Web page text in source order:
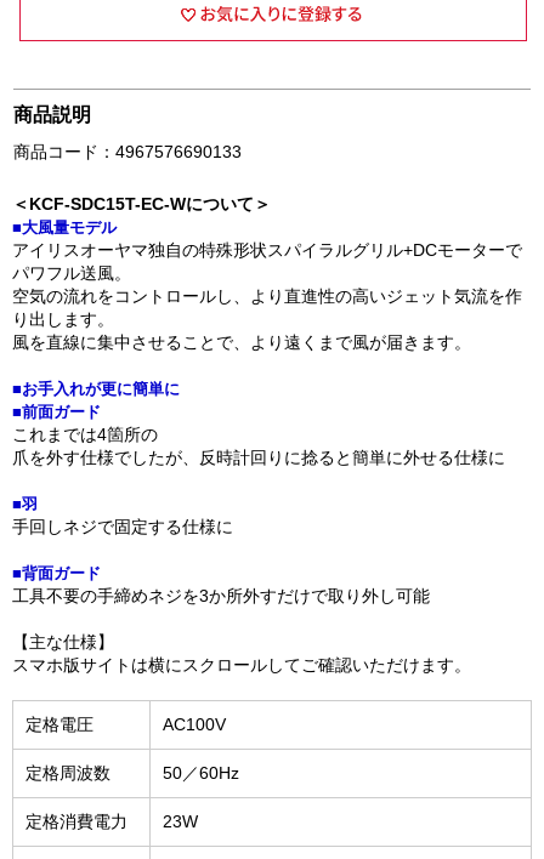
商品説明
商品コード：4967576690133
＜KCF-SDC15T-EC-Wについて＞
■大風量モデル
アイリスオーヤマ独自の特殊形状スパイラルグリル+DCモーターで
パワフル送風。
空気の流れをコントロールし、より直進性の高いジェット気流を作
り出します。
風を直線に集中させることで、より遠くまで風が届きます。
■お手入れが更に簡単に
■前面ガード
これまでは4箇所の
爪を外す仕様でしたが、反時計回りに捻ると簡単に外せる仕様に
■羽
手回しネジで固定する仕様に
■背面ガード
工具不要の手締めネジを3か所外すだけで取り外し可能
【主な仕様】
スマホ版サイトは横にスクロールしてご確認いただけます。
定格電圧 AC100V
定格周波数 50／60Hz
定格消費電力 23W